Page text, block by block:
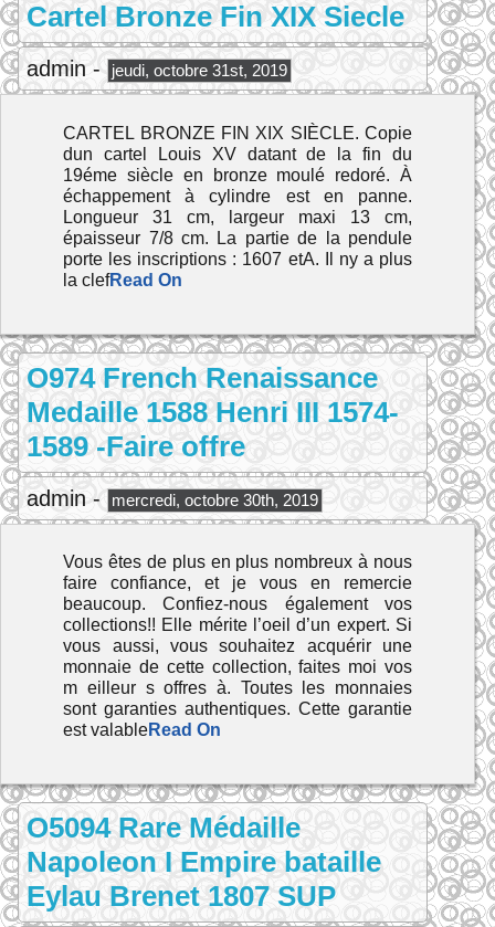
Cartel Bronze Fin XIX Siecle
admin - jeudi, octobre 31st, 2019
CARTEL BRONZE FIN XIX SIÈCLE. Copie
dun cartel Louis XV datant de la fin du
19éme siècle en bronze moulé redoré. À
échappement à cylindre est en panne.
Longueur 31 cm, largeur maxi 13 cm,
épaisseur 7/8 cm. La partie de la pendule
porte les inscriptions : 1607 etA. Il ny a plus
la clefRead On
O974 French Renaissance
Medaille 1588 Henri III 1574-
1589 -Faire offre
admin - mercredi, octobre 30th, 2019
Vous êtes de plus en plus nombreux à nous
faire confiance, et je vous en remercie
beaucoup. Confiez-nous également vos
collections!! Elle mérite l’oeil d’un expert. Si
vous aussi, vous souhaitez acquérir une
monnaie de cette collection, faites moi vos
m eilleur s offres à. Toutes les monnaies
sont garanties authentiques. Cette garantie
est valableRead On
O5094 Rare Médaille
Napoleon I Empire bataille
Eylau Brenet 1807 SUP